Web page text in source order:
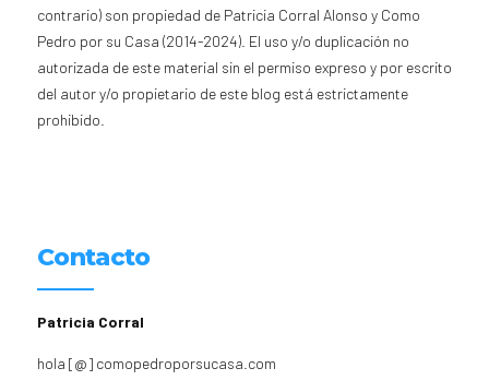
contrario) son propiedad de Patricia Corral Alonso y Como
Pedro por su Casa (2014-2024). El uso y/o duplicación no
autorizada de este material sin el permiso expreso y por escrito
del autor y/o propietario de este blog está estrictamente
prohibido.
Contacto
Patricia Corral
hola [@] comopedroporsucasa.com